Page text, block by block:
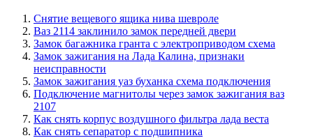
Снятие вещевого ящика нива шевроле
Ваз 2114 заклинило замок передней двери
Замок багажника гранта с электроприводом схема
Замок зажигания на Лада Калина, признаки
неисправности
Замок зажигания уаз буханка схема подключения
Подключение магнитолы через замок зажигания ваз
2107
Как снять корпус воздушного фильтра лада веста
Как снять сепаратор с подшипника